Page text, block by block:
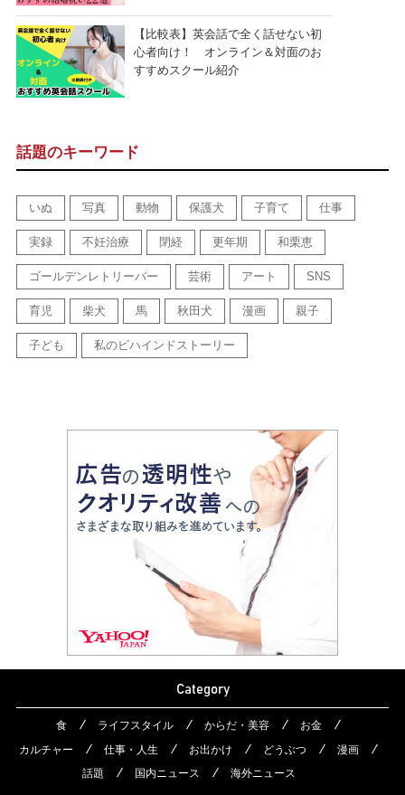
【比較表】英会話で全く話せない初
心者向け！ オンライン＆対面のお
すすめスクール紹介
話題のキーワード
いぬ 写真 動物 保護犬 子育て 仕事
実録 不妊治療 閉経 更年期 和栗恵
ゴールデンレトリーバー 芸術 アート SNS
育児 柴犬 馬 秋田犬 漫画 親子
子ども 私のビハインドストーリー
Category
食 ライフスタイル からだ・美容
お金
カルチャー
仕事・人生 お出かけ どうぶつ
漫画
話題
国内ニュース 海外ニュース